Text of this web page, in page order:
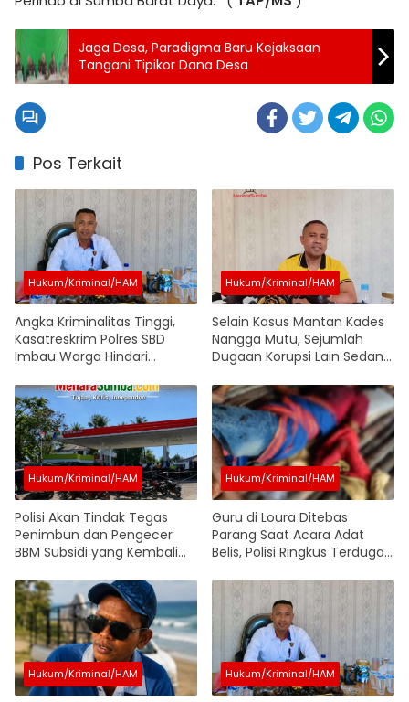
Jaga Desa, Paradigma Baru Kejaksaan
Tangani Tipikor Dana Desa
Pos Terkait
Hukum/Kriminal/HAM
Angka Kriminalitas Tinggi,
Kasatreskrim Polres SBD
Imbau Warga Hindari
Emosional
Hukum/Kriminal/HAM
Selain Kasus Mantan Kades
Nangga Mutu, Sejumlah
Dugaan Korupsi Lain Sedang
Hukum/Kriminal/HAM
Polisi Akan Tindak Tegas
Penimbun dan Pengecer
BBM Subsidi yang Kembali
Penertiban Dimulai Dalam
Waktu Dekat
Hukum/Kriminal/HAM
Guru di Loura Ditebas
Parang Saat Acara Adat
Belis, Polisi Ringkus Terduga
Hukum/Kriminal/HAM Hukum/Kriminal/HAM